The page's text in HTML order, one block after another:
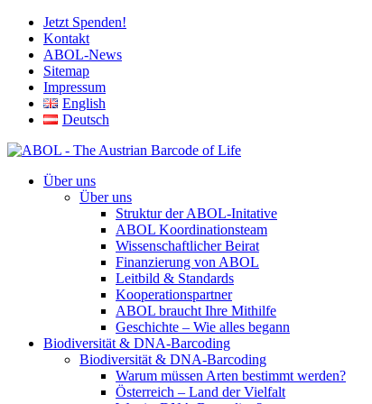
Jetzt Spenden!
Kontakt
ABOL-News
Sitemap
Impressum
English
Deutsch
Über uns
Über uns
Struktur der ABOL-Initative
ABOL Koordinationsteam
Wissenschaftlicher Beirat
Finanzierung von ABOL
Leitbild & Standards
Kooperationspartner
ABOL braucht Ihre Mithilfe
Geschichte – Wie alles begann
Biodiversität & DNA-Barcoding
Biodiversität & DNA-Barcoding
Warum müssen Arten bestimmt werden?
Österreich – Land der Vielfalt